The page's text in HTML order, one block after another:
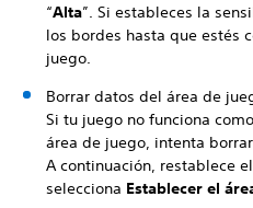
“Alta”. Si estableces la
los bordes hasta que estés
juego.
Borrar datos del área de
Si tu juego no funciona
área de juego, intenta
A continuación, restablece
selecciona Establecer el